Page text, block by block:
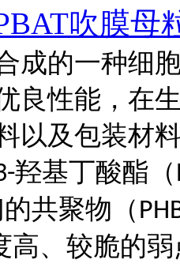
吹膜母
成的一种细
良性能，在
以及包装材
羟基丁酸酯（
共聚物（
高、较脆的